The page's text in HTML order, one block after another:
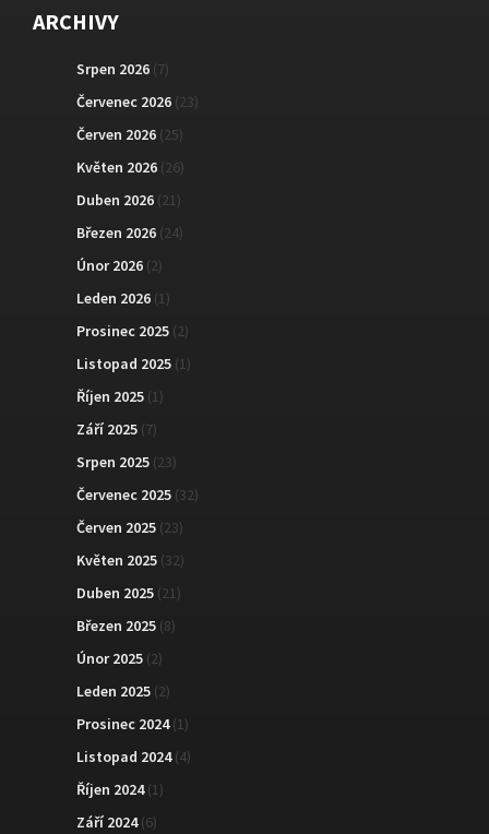
ARCHIVY
Srpen 2026 (7)
Červenec 2026 (23)
Červen 2026 (25)
Květen 2026 (26)
Duben 2026 (21)
Březen 2026 (24)
Únor 2026 (2)
Leden 2026 (1)
Prosinec 2025 (2)
Listopad 2025 (1)
Říjen 2025 (1)
Září 2025 (7)
Srpen 2025 (23)
Červenec 2025 (32)
Červen 2025 (23)
Květen 2025 (32)
Duben 2025 (21)
Březen 2025 (8)
Únor 2025 (2)
Leden 2025 (2)
Prosinec 2024(1)
Listopad 2024(4)
Říjen 2024(1)
Září 2024(6)